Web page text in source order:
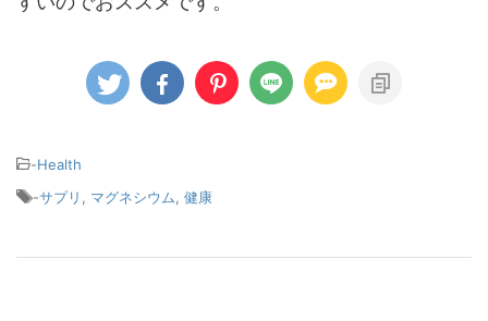
-Health
-サプリ マグネシウム 健康